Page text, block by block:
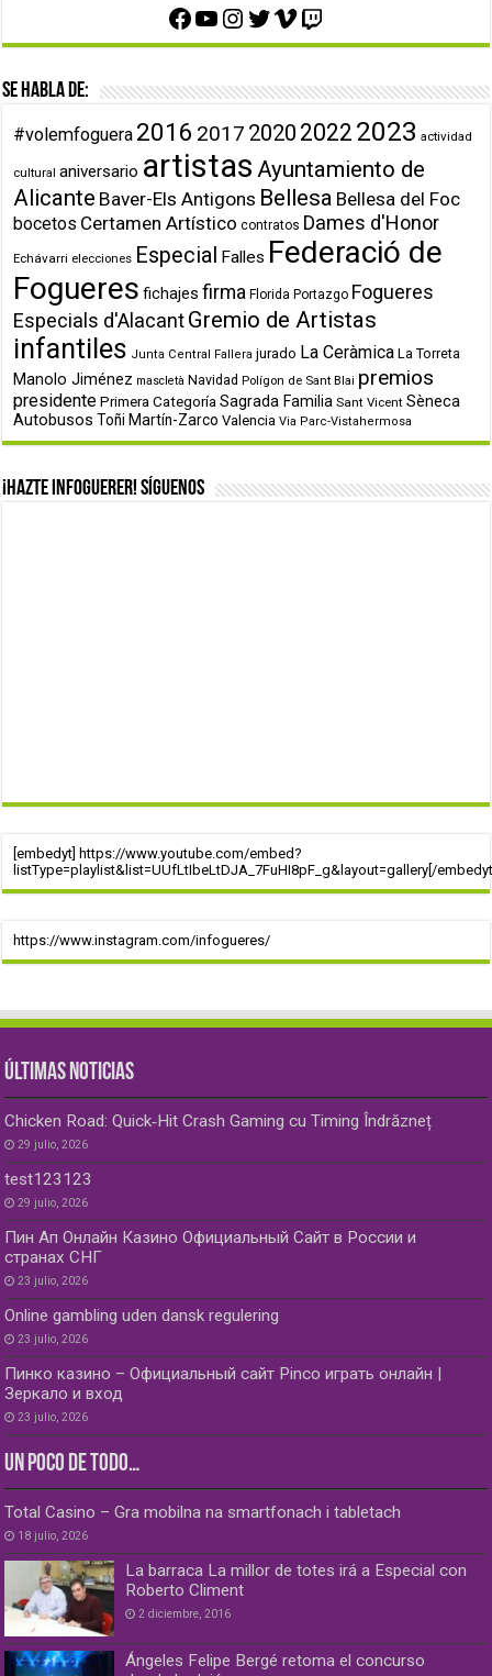
Facebook
YouTube
Instagram
Twitter
Vimeo
Twitch
Se habla de:
#volemfoguera 2016 2017 2020 2022 2023 actividad
cultural aniversario artistas Ayuntamiento de
Alicante Baver-Els Antigons Bellesa Bellesa del Foc
bocetos Certamen Artístico contratos Dames d'Honor
Echávarri elecciones Especial Falles Federació de
Fogueres fichajes firma Florida Portazgo Fogueres
Especials d'AlacantGremio de Artistas
infantiles Junta Central Fallera jurado La Ceràmica La Torreta
Manolo Jiménez mascletà Navidad Polígon de Sant Blai premios
presidente Primera Categoría Sagrada Familia Sant Vicent Sèneca
Autobusos Toñi Martín-Zarco Valencia Via Parc-Vistahermosa
¡Hazte infoguerer! Síguenos
[embedyt] https://www.youtube.com/embed?
listType=playlist&list=UUfLtIbeLtDJA_7FuHI8pF_g&layout=gallery[/
https://www.instagram.com/infogueres/
ÚLTIMAS NOTICIAS
Chicken Road: Quick‑Hit Crash Gaming cu Timing Îndrăzneț
29 julio, 2026
test123123
29 julio, 2026
Пин Ап Онлайн Казино Официальный Сайт в России и
странах СНГ
23 julio, 2026
Online gambling uden dansk regulering
23 julio, 2026
Пинко казино – Официальный сайт Pinco играть онлайн |
Зеркало и вход
23 julio, 2026
UN POCO DE TODO…
Total Casino – Gra mobilna na smartfonach i tabletach
18 julio, 2026
La barraca La millor de totes irá a Especial con
Roberto Climent
2 diciembre, 2016
Ángeles Felipe Bergé retoma el concurso